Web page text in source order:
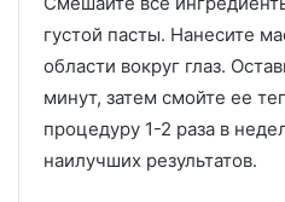
густой пасты. Нанесите
области вокруг глаз.
минут, затем смойте ее
процедуру 1-2 раза в
наилучших результатов.